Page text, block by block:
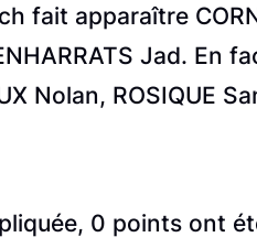
fait apparaître
Jad. En
Nolan, ROSIQUE
0 points ont